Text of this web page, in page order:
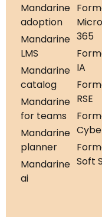
Mandarine
adoption
Mandarine
LMS
Mandarine
catalog
Mandarine
for teams
Mandarine
planner
Mandarine
ai
365
IA
RSE
Soft